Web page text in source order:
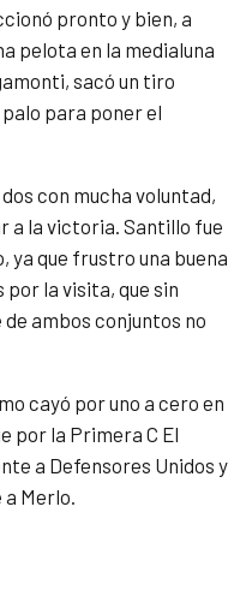
pronto y bien, a
pelota en la medialuna
sacó un tiro
para poner el
con mucha voluntad,
a la victoria. Santillo fue
ya que frustro una buena
la visita, que sin
ambos conjuntos no
cayó por uno a cero en
por la Primera C El
a Defensores Unidos y
Merlo.